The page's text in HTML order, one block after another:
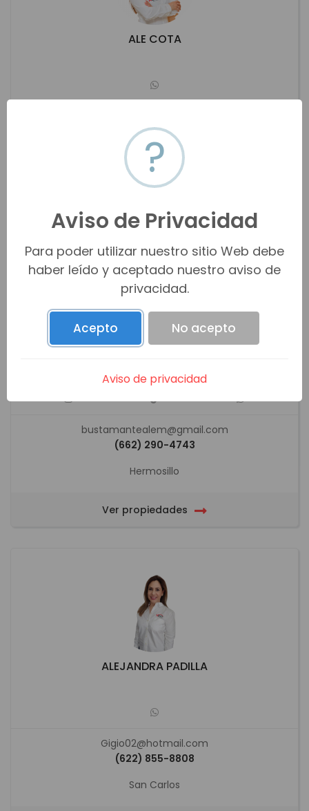
ALE COTA
(662) 168-0100
Hermosillo
ALEJANDRA BUSTAMANTE MIRANDA
bustamantealem@gmail.com
(662) 290-4743
Hermosillo
Ver propiedades
ALEJANDRA PADILLA
Gigio02@hotmail.com
(622) 855-8808
San Carlos
?
Aviso de Privacidad
Para poder utilizar nuestro sitio Web debe
haber leído y aceptado nuestro aviso de
privacidad.
Acepto No acepto
Aviso de privacidad